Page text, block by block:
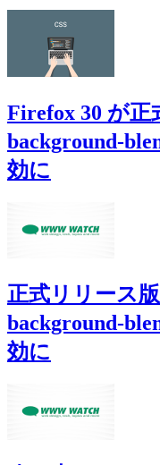
Firefox 30 が正
background-
効に
正式リリース
background-
効に